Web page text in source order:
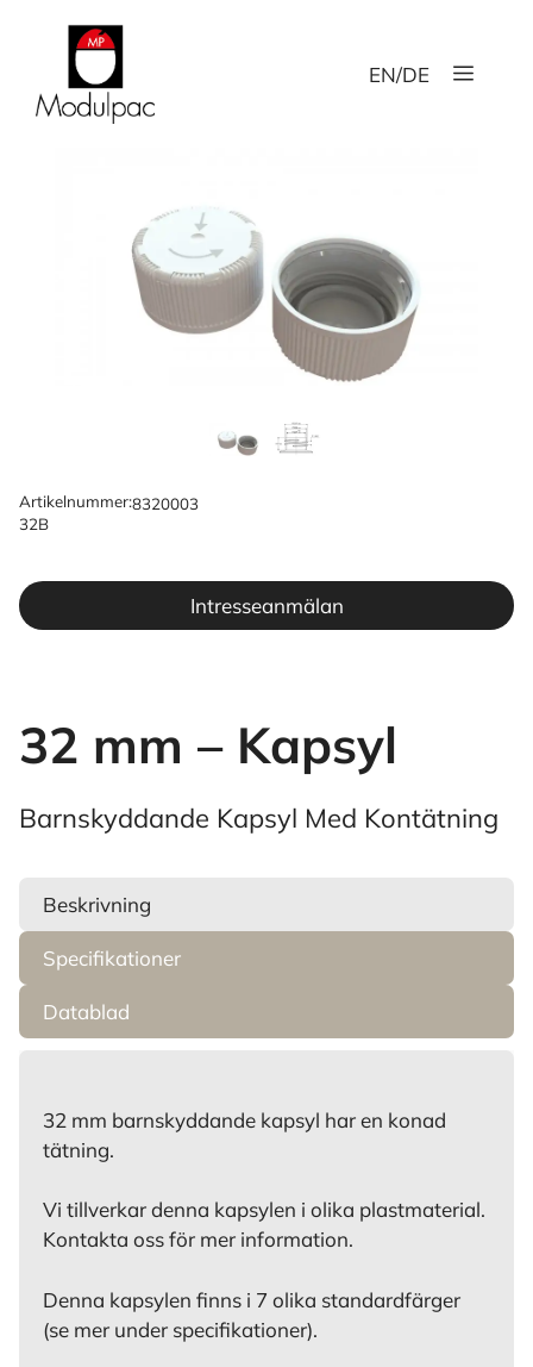
EN/DE Meny
Artikelnummer:8320003
32B
Intresseanmälan
32 mm – Kapsyl
Barnskyddande Kapsyl Med Kontätning
Beskrivning
Specifikationer
Datablad
32 mm barnskyddande kapsyl har en konad
tätning.
Vi tillverkar denna kapsylen i olika plastmaterial.
Kontakta oss för mer information.
Denna kapsylen finns i 7 olika standardfärger
(se mer under specifikationer).